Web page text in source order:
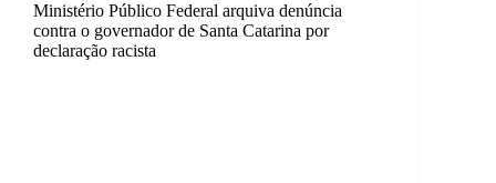
Ministério Público Federal arquiva denúncia
contra o governador de Santa Catarina por
declaração racista